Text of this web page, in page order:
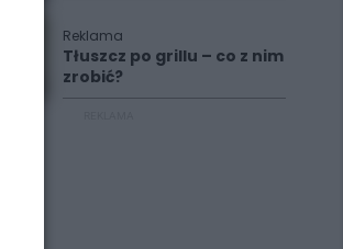
Reklama
Tłuszcz po grillu – co z nim
zrobić?